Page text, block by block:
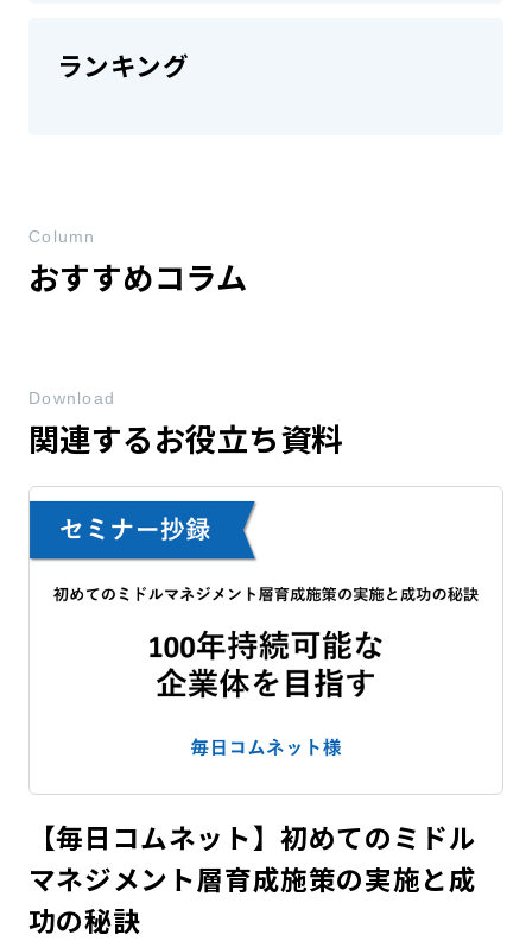
ランキング
おすすめコラム
Column
関連するお役立ち資料
Download
【毎日コムネット】初めてのミドル
マネジメント層育成施策の実施と成
功の秘訣